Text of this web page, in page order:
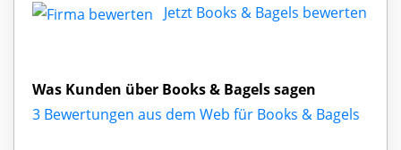
Jetzt Books & Bagels bewerten
Was Kunden über Books & Bagels sagen
3 Bewertungen aus dem Web für Books & Bagels